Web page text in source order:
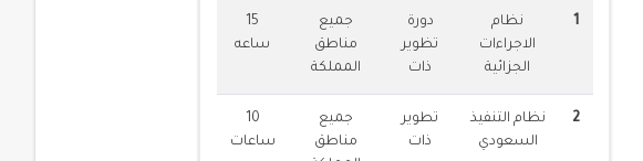
1
نظام
الاجراءات
الجزائية
دورة
تظوير
ذات
جميع
مناطق
المملكة
15
ساعه
2
نظام التنفيذ
السعودي
تطوير
ذات
جميع
مناطق
10
ساعات